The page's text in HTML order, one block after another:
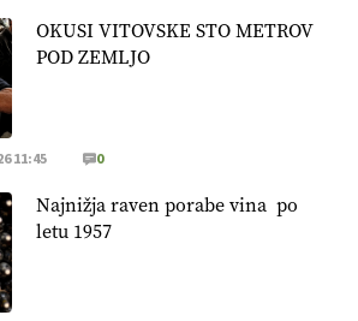
OKUSI VITOVSKE STO METROV
POD ZEMLJO
11:45 0
Najnižja raven porabe vina po
letu 1957